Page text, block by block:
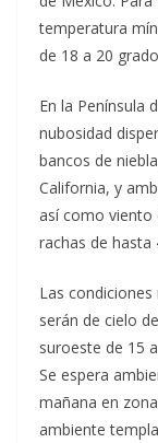
temperatura
de 18 a 20
En la Península
nubosidad
bancos de
California, y
así como viento
rachas de hasta
Las
serán de cielo
suroeste de 15
Se espera
mañana en
ambiente